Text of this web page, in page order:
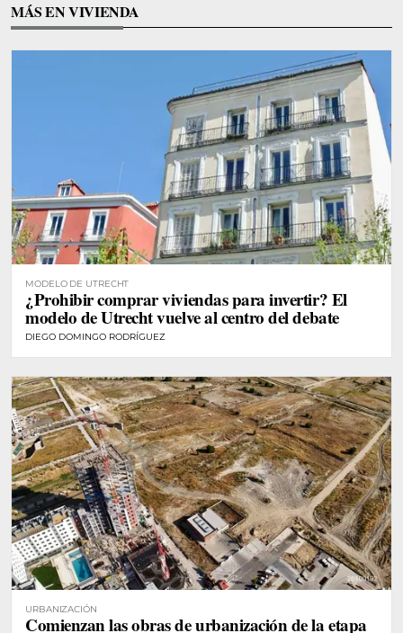
MÁS EN VIVIENDA
MODELO DE UTRECHT
¿Prohibir comprar viviendas para invertir? El
modelo de Utrecht vuelve al centro del debate
DIEGO DOMINGO RODRÍGUEZ
URBANIZACIÓN
Comienzan las obras de urbanización de la etapa